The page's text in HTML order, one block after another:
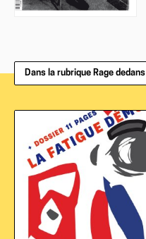
Dans la rubrique Rage dedans